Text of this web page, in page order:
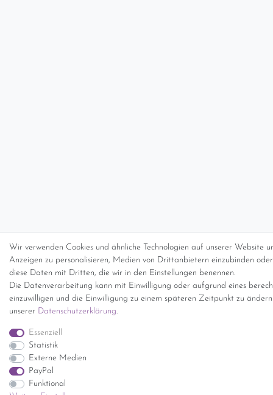
Wir verwenden Cookies und ähnliche Technologien auf unserer Website
Anzeigen zu personalisieren, Medien von Drittanbietern einzubinden
diese Daten mit Dritten, die wir in den Einstellungen benennen.
Die Datenverarbeitung kann mit Einwilligung oder aufgrund eines
einzuwilligen und die Einwilligung zu einem späteren Zeitpunkt zu
unserer Daten­schutz­erklärung.
Essenziell
Statistik
Externe Medien
PayPal
Funktional